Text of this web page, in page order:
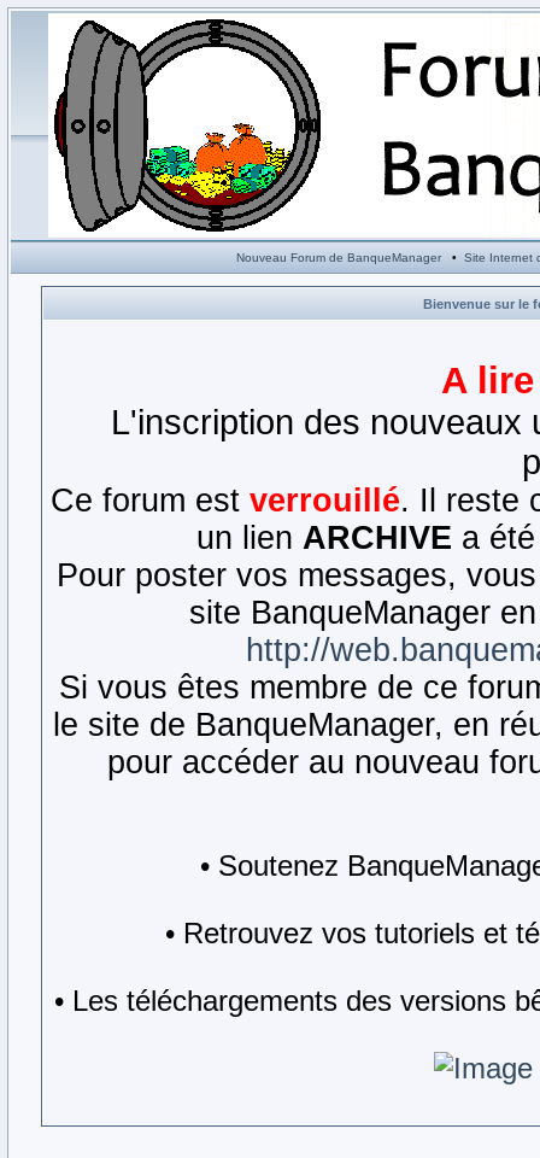
Nouveau Forum de BanqueManager• Site Internet
Bienvenue sur le
A
L'inscription des
Ce forum est verrouillé. Il reste
un lien ARCHIVE a
Pour poster vos messages,
site BanqueManager
http://
Si vous êtes membre de ce
le site de BanqueManager, en
pour accéder au nouveau
• Soutenez
• Retrouvez vos tutoriels et
• Les téléchargements des versions